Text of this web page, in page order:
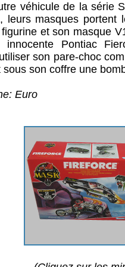
véhicule de la série
leurs masques portent
et son masque
innocente Pontiac
son pare-choc
sous son coffre une
Euro